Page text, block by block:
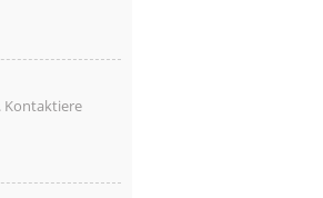
Kontaktiere